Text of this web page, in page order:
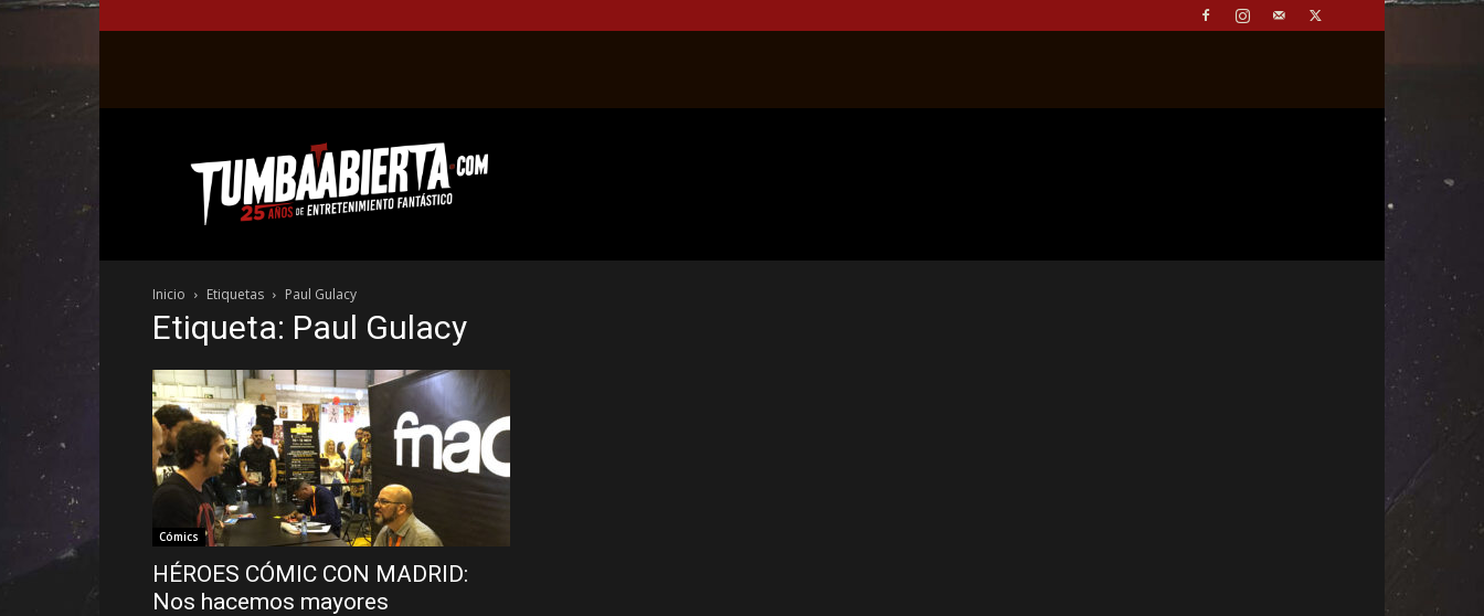
web
del
entretenimiento
el
género
fantástico.
Inicio Etiquetas Paul Gulacy
Etiqueta: Paul Gulacy
Cómics
HÉROES CÓMIC CON MADRID:
Nos hacemos mayores